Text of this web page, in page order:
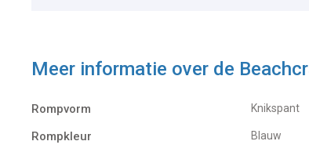
Meer informatie over de
Rompvorm Knikspant
Rompkleur Blauw